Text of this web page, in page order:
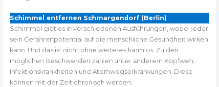
Schimmel entfernen Schmargendorf (Berlin)
Schimmel gibt es in verschiedenen Ausführungen, wobei jeder
sein Gefahrenpotential auf die menschliche Gesundheit wirken
kann. Und das ist nicht ohne weiteres harmlos. Zu den
möglichen Beschwerden zählen unter anderem Kopfweh,
Infektionskrankheiten und Atemwegserkrankungen. Diese
können mit der Zeit chronisch werden.